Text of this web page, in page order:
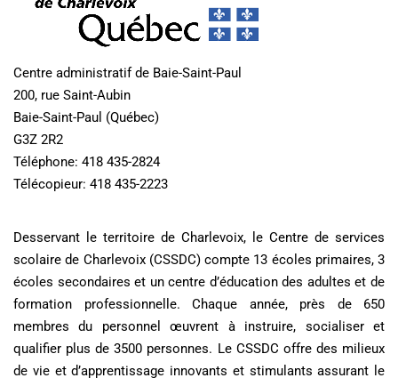
Centre administratif de Baie-Saint-Paul
200, rue Saint-Aubin
Baie-Saint-Paul (Québec)
G3Z 2R2
Téléphone: 418 435-2824
Télécopieur: 418 435-2223
Desservant le territoire de Charlevoix, le Centre de services
scolaire de Charlevoix (CSSDC) compte 13 écoles primaires, 3
écoles secondaires et un centre d’éducation des adultes et de
formation professionnelle. Chaque année, près de 650
membres du personnel œuvrent à instruire, socialiser et
qualifier plus de 3500 personnes. Le CSSDC offre des milieux
de vie et d’apprentissage innovants et stimulants assurant le